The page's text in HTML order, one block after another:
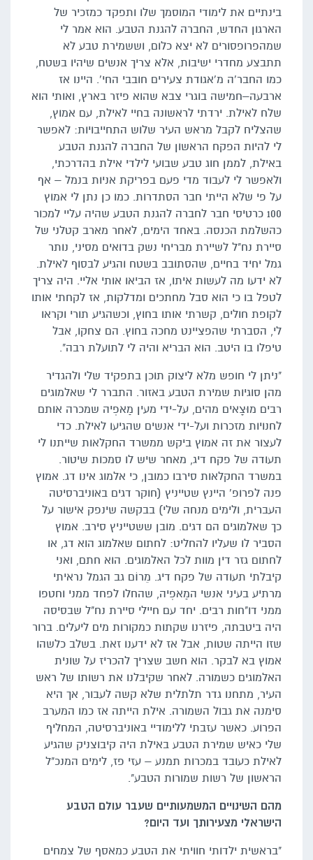
בינתיים את לימודי המוסמך שלו ותפקד כמזכיר של
הארגון החדש, החברה להגנת הטבע. הוא אמר לי
שמהפרופסורים לא יצא כלום, וששמירת טבע לא
תתבצע מחדרי ישיבות, אלא צריך אנשים שיהיו בשטח,
כמו החבר'ה מ'אגודת צעירים חובבי החי'. היינו אז
ארבעה–חמישה בוגרי צבא שהוא פיזר בארץ, ואותי הוא
שלח לאילת. ירדתי לראשונה בחיי לאילת, עם אמוץ,
שהצליח לקבל מראש העיר שלוש התחייבויות: לאפשר
לי להיות הפקח הראשון של החברה להגנת הטבע
באילת, לממן חוג טבע שבועי לילדי אילת בהדרכתי,
ולאפשר לי לעבוד מדי פעם בפריקת אניות בנמל – אף
על פי שלא הייתי חבר הסתדרות. כמו כן נתן לי אמוץ
100 כרטיסי חבר לחברה להגנת הטבע שהיה עליי למכור
כהשלמת הכנסה. באחד הימים, לאחר מארב קטלני של
סיירת נח"ל לשיירת מבריחי נשק בדואים מסיני, נותר
גמל יחיד בחיים, שהסתובב בשטח והגיע לבסוף לאילת.
לא ידעו מה לעשות איתו, אז הביאו אותי אליי. היה צריך
לטפל בו כי הוא סבל מחתכים ומדלקות, אז לקחתי אותו
לקופת חולים, קשרתי אותו בחוץ, וכשהגיע תורי וקראו
לי, הסברתי שהפציינט מחכה בחוץ. הם צחקו, אבל
טיפלו בו היטב. הוא הבריא והיה לי לתועלת רבה".
"ניתן לי חופש מלא ליצוק תוכן בתפקיד שלי ולהגדיר
מהן סוגיות שמירת הטבע באזור. התברר לי שאלמוגים
רבים מוּצָאים מהים, על-ידי מעין מַאפְיה שמכרה אותם
לחנויות מזכרות ועל-ידי אנשים שהגיעו לאילת. כדי
לעצור את זה אמוץ ביקש ממשרד החקלאות שייתנו לי
תעודה של פקח דיג, מאחר שיש לו סמכות שיטור.
במשרד החקלאות סירבו כמובן, כי אלמוג אינו דג. אמוץ
פנה לפרופ' היינץ שטייניץ (חוקר דגים באוניברסיטה
העברית, ולימים מנחה שלי) בבקשה שינפק אישור על
כך שאלמוגים הם דגים. מובן ששטייניץ סירב. אמוץ
הסביר לו שעליו להחליט: לחתום שאלמוג הוא דג, או
לחתום גזר דין מוות לכל האלמוגים. הוא חתם, ואני
קיבלתי תעודה של פקח דיג. מֵרוֹם גב הגמל נראיתי
מרתיע בעיני אנשי המַאפְיה, שהחלו לפחד ממני וחטפו
ממני דו"חות רבים. יחד עם חיילי סיירת נח"ל שבסיסה
היה ביטבתה, פיזרנו שקתות כמקורות מים ליעלים. ברור
שזו הייתה שטות, אבל אז לא ידענו זאת. בשלב כלשהו
אמוץ בא לבקר. הוא חשב שצריך להכריז על שונית
האלמוגים כשמורה. לאחר שקיבלנו את רשותו של ראש
העיר, מתחנו גדר תלתלית שלא קשה לעבור, אך היא
סימנה את גבול השמורה. אילת הייתה אז כמו המערב
הפרוע. כאשר עזבתי ללימודיי באוניברסיטה, המחליף
שלי כאיש שמירת הטבע באילת היה קיבוצניק שהגיע
לאילת כעובד במכרות תמנע – עזי פז, לימים המנכ"ל
הראשון של רשות שמורות הטבע".
מהם השינויים המשמעותיים שעבר עולם הטבע
הישראלי מצעירותך ועד היום?
"בראשית ילדותי חוויתי את הטבע כמאסף של צמחים